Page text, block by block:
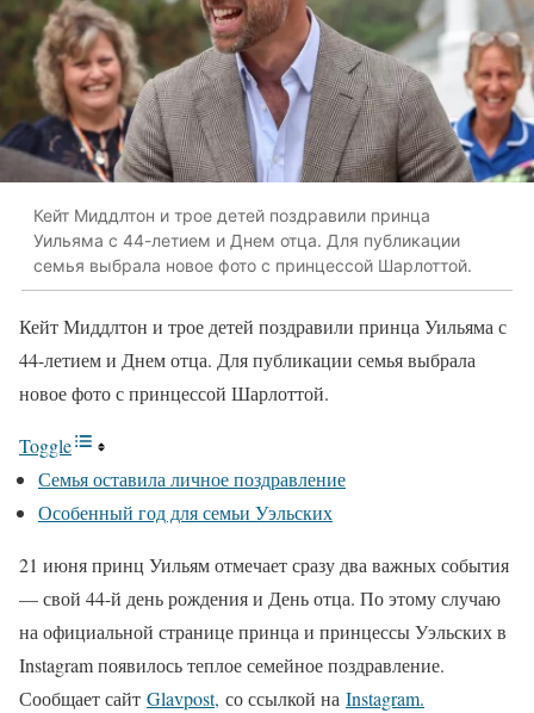
Кейт Миддлтон и трое детей поздравили принца
Уильяма с 44-летием и Днем отца. Для публикации
семья выбрала новое фото с принцессой Шарлоттой.
Кейт Миддлтон и трое детей поздравили принца Уильяма с
44-летием и Днем отца. Для публикации семья выбрала
новое фото с принцессой Шарлоттой.
Toggle
Семья оставила личное поздравление
Особенный год для семьи Уэльских
21 июня принц Уильям отмечает сразу два важных события
— свой 44-й день рождения и День отца. По этому случаю
на официальной странице принца и принцессы Уэльских в
Instagram появилось теплое семейное поздравление.
Сообщает сайт Glavpost, со ссылкой на Instagram.